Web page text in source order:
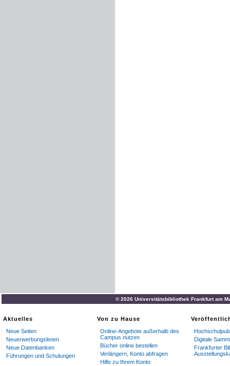
© 2026 Universitätsbibliothek Frankfurt am
Aktuelles
Neue Seiten
Neuerwerbungslisten
Neue Datenbanken
Führungen und Schulungen
Von zu Hause
Online-Angebote außerhalb des
Campus nutzen
Bücher online bestellen
Verlängern, Konto abfragen
Hilfe zu Ihrem Konto
Digitale
Frankfurter